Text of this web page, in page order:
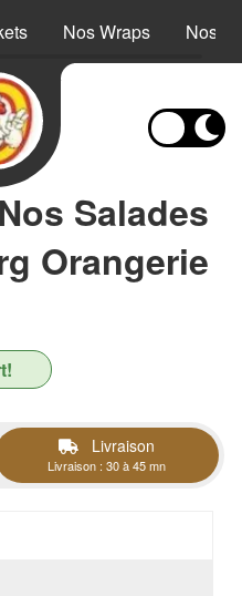
Nos Wraps Nos
Salades
Orangerie
Livraison
Livraison : 30 à 45 mn